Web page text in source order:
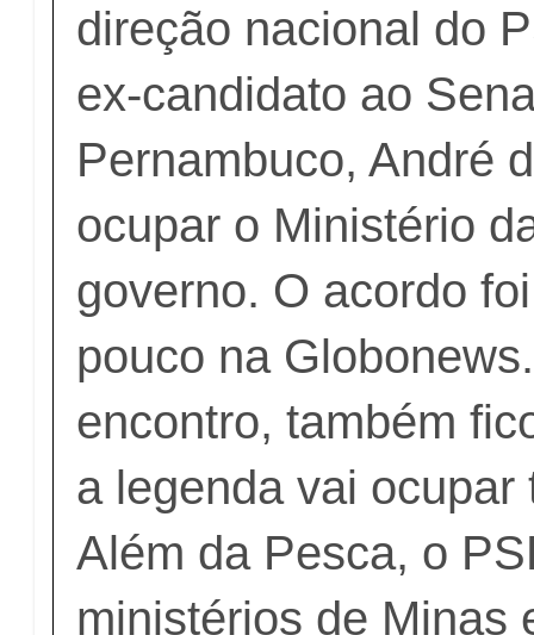
direção nacional do
ex-candidato ao
Pernambuco, André
ocupar o Ministério
governo. O acordo
pouco na
encontro, também
a legenda vai ocupar
Além da Pesca, o
ministérios de Minas